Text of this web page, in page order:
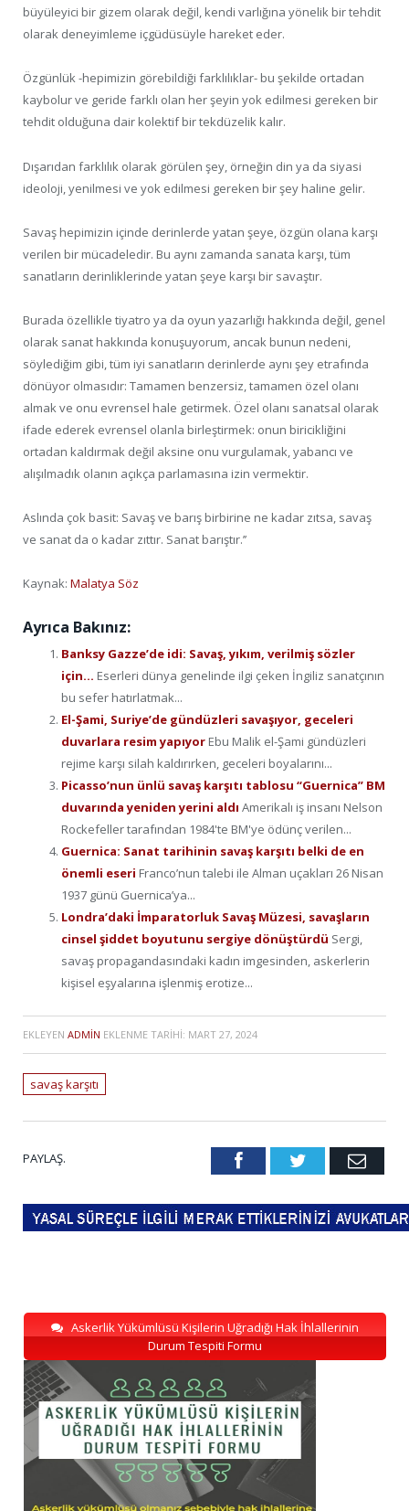
büyüleyici bir gizem olarak değil, kendi varlığına yönelik bir tehdit
olarak deneyimleme içgüdüsüyle hareket eder.
Özgünlük -hepimizin görebildiği farklılıklar- bu şekilde ortadan
kaybolur ve geride farklı olan her şeyin yok edilmesi gereken bir
tehdit olduğuna dair kolektif bir tekdüzelik kalır.
Dışarıdan farklılık olarak görülen şey, örneğin din ya da siyasi
ideoloji, yenilmesi ve yok edilmesi gereken bir şey haline gelir.
Savaş hepimizin içinde derinlerde yatan şeye, özgün olana karşı
verilen bir mücadeledir. Bu aynı zamanda sanata karşı, tüm
sanatların derinliklerinde yatan şeye karşı bir savaştır.
Burada özellikle tiyatro ya da oyun yazarlığı hakkında değil, genel
olarak sanat hakkında konuşuyorum, ancak bunun nedeni,
söylediğim gibi, tüm iyi sanatların derinlerde aynı şey etrafında
dönüyor olmasıdır: Tamamen benzersiz, tamamen özel olanı
almak ve onu evrensel hale getirmek. Özel olanı sanatsal olarak
ifade ederek evrensel olanla birleştirmek: onun biricikliğini
ortadan kaldırmak değil aksine onu vurgulamak, yabancı ve
alışılmadık olanın açıkça parlamasına izin vermektir.
Aslında çok basit: Savaş ve barış birbirine ne kadar zıtsa, savaş
ve sanat da o kadar zıttır. Sanat barıştır.’’
Kaynak: Malatya Söz
Ayrıca Bakınız:
Banksy Gazze’de idi: Savaş, yıkım, verilmiş sözler
için… Eserleri dünya genelinde ilgi çeken İngiliz sanatçının
bu sefer hatırlatmak...
El-Şami, Suriye’de gündüzleri savaşıyor, geceleri
duvarlara resim yapıyor Ebu Malik el-Şami gündüzleri
rejime karşı silah kaldırırken, geceleri boyalarını...
Picasso’nun ünlü savaş karşıtı tablosu “Guernica” BM
duvarında yeniden yerini aldı Amerikalı iş insanı Nelson
Rockefeller tarafından 1984'te BM'ye ödünç verilen...
Guernica: Sanat tarihinin savaş karşıtı belki de en
önemli eseri Franco’nun talebi ile Alman uçakları 26 Nisan
1937 günü Guernica’ya...
Londra’daki İmparatorluk Savaş Müzesi, savaşların
cinsel şiddet boyutunu sergiye dönüştürdü Sergi,
savaş propagandasındaki kadın imgesinden, askerlerin
kişisel eşyalarına işlenmiş erotize...
EKLEYEN ADMIN EKLENME TARIHI: MART 27, 2024
savaş karşıtı
PAYLAŞ. FacebookTwitter Email
Askerlik Yükümlüsü Kişilerin Uğradığı Hak İhlallerinin
Durum Tespiti Formu